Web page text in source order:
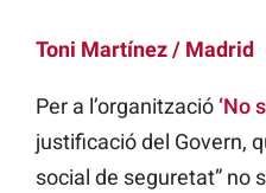
Toni Martínez / Madrid
Per a l’organització‘No
justificació del Govern,
social de seguretat” no